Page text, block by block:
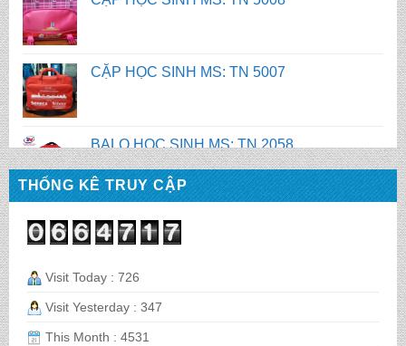
BALO HỌC SINH MS: TN 2058
BALO HỌC SINH MS: TN 2056
BALO HỌC SINH MS: TN 2069
THỐNG KÊ TRUY CẬP
Visit Today : 726
Visit Yesterday : 347
This Month : 4531